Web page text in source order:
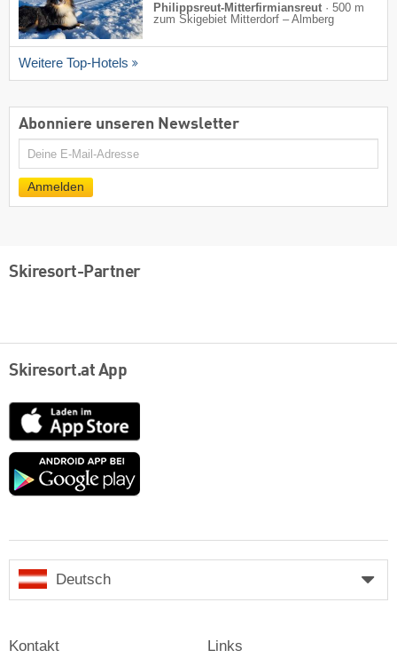
Philippsreut-Mitterfirmiansreut · 500 m
zum Skigebiet Mitterdorf – Almberg
Weitere Top-Hotels
Abonniere unseren Newsletter
E-
Anmelden
Skiresort-Partner
Skiresort.at App
App
Store
Google
Deutsch
Kontakt Links